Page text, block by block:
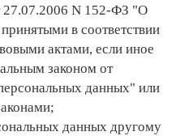
27.07.2006 N 152-ФЗ "О
в соответствии
актами, если иное
законом от
данных" или
данных другому